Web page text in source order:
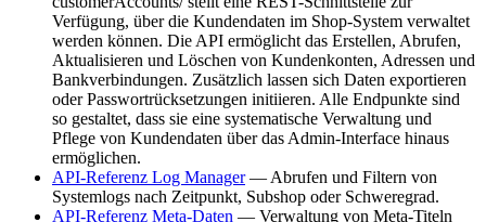
Verfügung, über die Kundendaten im Shop-System verwaltet
werden können. Die API ermöglicht das Erstellen, Abrufen,
Aktualisieren und Löschen von Kundenkonten, Adressen und
Bankverbindungen. Zusätzlich lassen sich Daten exportieren
oder Passwortrücksetzungen initiieren. Alle Endpunkte sind
so gestaltet, dass sie eine systematische Verwaltung und
Pflege von Kundendaten über das Admin-Interface hinaus
ermöglichen.
API-Referenz Log Manager— Abrufen und Filtern von
Systemlogs nach Zeitpunkt, Subshop oder Schweregrad.
API-Referenz Meta-Daten — Verwaltung von Meta-Titeln